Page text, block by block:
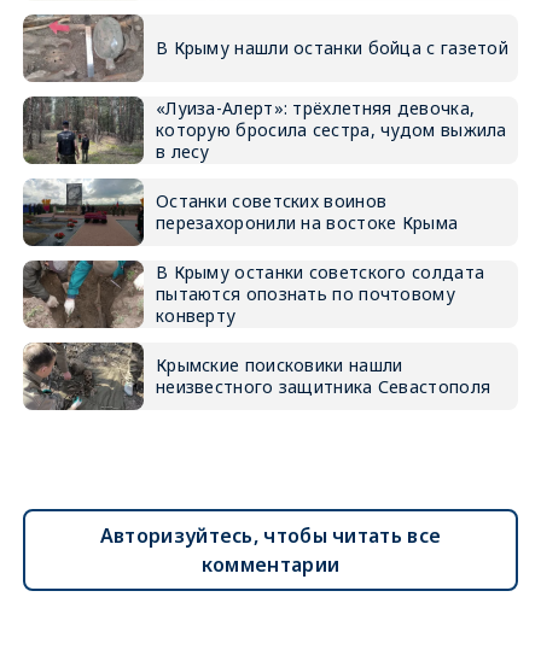
В Крыму нашли останки бойца с газетой
«Луиза-Алерт»: трёхлетняя девочка,
которую бросила сестра, чудом выжила
в лесу
Останки советских воинов
перезахоронили на востоке Крыма
В Крыму останки советского солдата
пытаются опознать по почтовому
конверту
Крымские поисковики нашли
неизвестного защитника Севастополя
Авторизуйтесь, чтобы читать все
комментарии